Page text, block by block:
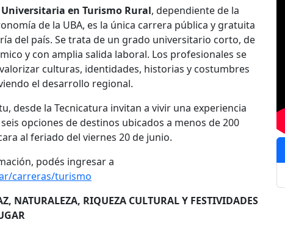
en Turismo Rural, dependiente de la
de la UBA, es la única carrera pública y gratuita
del país. Se trata de un grado universitario corto, de
y con amplia salida laboral. Los profesionales se
culturas, identidades, historias y costumbres
el desarrollo regional.
desde la Tecnicatura invitan a vivir una experiencia
opciones de destinos ubicados a menos de 200
al feriado del viernes 20 de junio.
podés ingresar a
carreras/turismo
NATURALEZA, RIQUEZA CULTURAL Y FESTIVIDADES